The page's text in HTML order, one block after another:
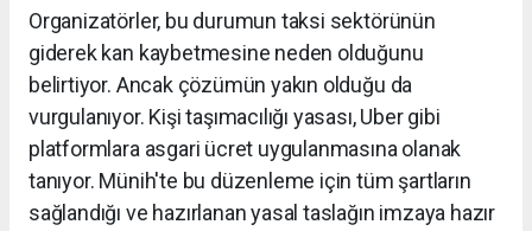
Organizatörler, bu durumun taksi sektörünün
giderek kan kaybetmesine neden olduğunu
belirtiyor. Ancak çözümün yakın olduğu da
vurgulanıyor. Kişi taşımacılığı yasası, Uber gibi
platformlara asgari ücret uygulanmasına olanak
tanıyor. Münih'te bu düzenleme için tüm şartların
sağlandığı ve hazırlanan yasal taslağın imzaya hazır